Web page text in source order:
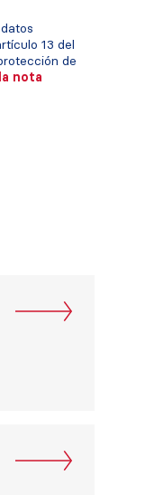
13 del
de
nota